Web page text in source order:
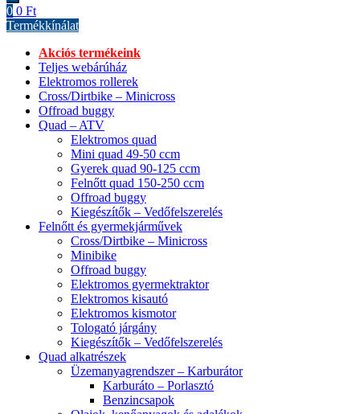
0 0 Ft
Termékkínálat
Akciós termékeink
Teljes webárúház
Elektromos rollerek
Cross/Dirtbike – Minicross
Offroad buggy
Quad – ATV
Elektromos quad
Mini quad 49-50 ccm
Gyerek quad 90-125 ccm
Felnőtt quad 150-250 ccm
Offroad buggy
Kiegészítők – Vedőfelszerelés
Felnőtt és gyermekjárművek
Cross/Dirtbike – Minicross
Minibike
Offroad buggy
Elektromos gyermektraktor
Elektromos kisautó
Elektromos kismotor
Tologató járgány
Kiegészítők – Vedőfelszerelés
Quad alkatrészek
Üzemanyagrendszer – Karburátor
Karburáto – Porlasztó
Benzincsapok